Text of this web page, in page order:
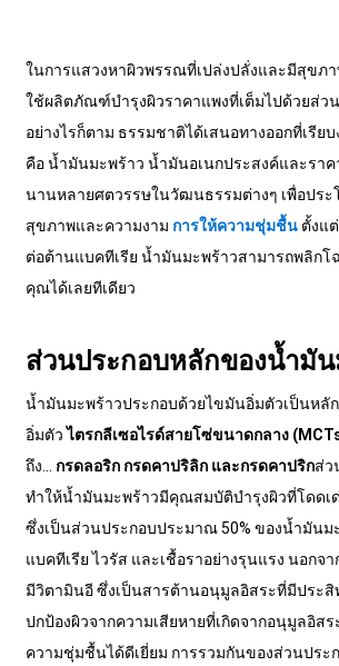
ในการแสวงหาผิวพรรณที่เปล่งปลั่งและมีสุขภ
ใช้ผลิตภัณฑ์บำรุงผิวราคาแพงที่เต็มไปด้วยส่ว
อย่างไรก็ตาม ธรรมชาติได้เสนอทางออกที่เรีย
คือ น้ำมันมะพร้าว น้ำมันอเนกประสงค์และรา
นานหลายศตวรรษในวัฒนธรรมต่างๆ เพื่อปร
สุขภาพและความงาม การให้ความชุ่มชื้นตั้งแต่
ต่อต้านแบคทีเรีย น้ำมันมะพร้าวสามารถพลิกโ
คุณได้เลยทีเดียว
ส่วนประกอบหลักของน้ำมั
น้ำมันมะพร้าวประกอบด้วยไขมันอิ่มตัวเป็นหลั
อิ่มตัวไตรกลีเซอไรด์สายโซ่ขนาดกลาง
ถึง... กรดลอริก กรดคาปริลิก และกรดคาปริกส่ว
ทำให้น้ำมันมะพร้าวมีคุณสมบัติบำรุงผิวที่โดดเ
ซึ่งเป็นส่วนประกอบประมาณ 50% ของน้ำมันม
แบคทีเรีย ไวรัส และเชื้อราอย่างรุนแรง นอกจ
มีวิตามินอี ซึ่งเป็นสารต้านอนุมูลอิสระที่มีประสิ
ปกป้องผิวจากความเสียหายที่เกิดจากอนุมูลอิส
ความชุ่มชื้นได้ดีเยี่ยม การรวมกันของส่วนประ